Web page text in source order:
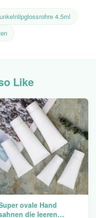
4.5ml
Like
ovale Hand
die leeren